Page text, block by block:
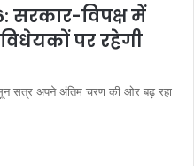
सरकार-विपक्ष में
पर रहेगी
सत्र अपने अंतिम चरण की ओर बढ़ रहा